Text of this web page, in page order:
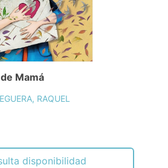
Mamá
RAQUEL
disponibilidad